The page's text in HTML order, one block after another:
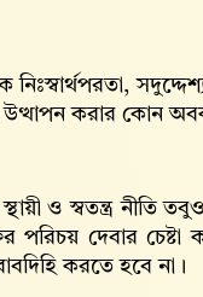
নিঃস্বার্থপরতা,
করার কোন
ও স্বতন্ত্র নীতি
পরিচয় দেবার
করতে হবে না।